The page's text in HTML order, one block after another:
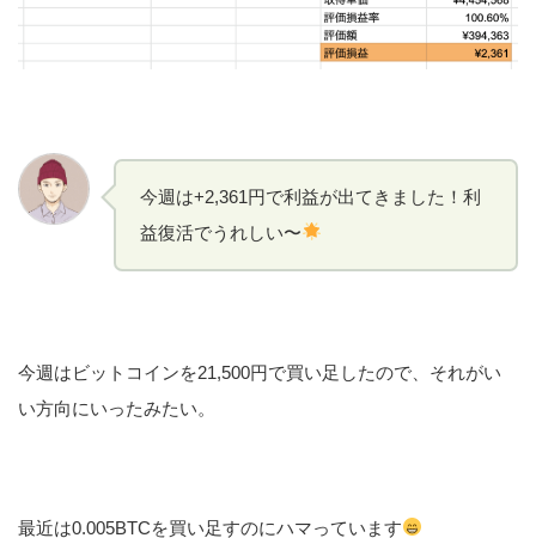
今週は+2,361円で利益が出てきました！利
益復活でうれしい〜
今週はビットコインを21,500円で買い足したので、それがい
い方向にいったみたい。
最近は0.005BTCを買い足すのにハマっています